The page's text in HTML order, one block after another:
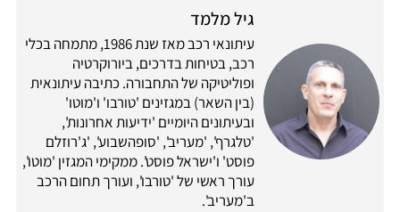
גיל מלמד
עיתונאי רכב מאז שנת 1986, מתמחה בכלי
רכב, בטיחות בדרכים, ביורוקרטיה
ופוליטיקה של התחבורה. כתיבה עיתונאית
(בין השאר) במגזינים 'טורבו' ו'מוטו'
ובעיתונים היומיים 'ידיעות אחרונות',
'טלגרף', 'מעריב', 'סופהשבוע', 'ג'רוזלם
פוסט' ו'ישראל פוסט'. ממקימי המגזין 'מוטו',
עורך ראשי של 'טורבו', ועורך תחום הרכב
ב'מעריב'.